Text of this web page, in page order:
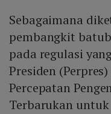
Sebagaimana
pembangkit
pada regulasi
Presiden
Percepatan
Terbarukan untuk